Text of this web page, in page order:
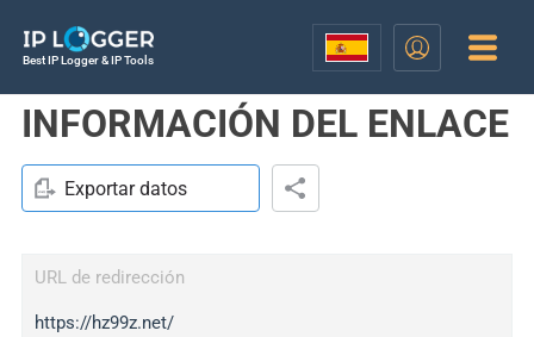
Best IP Logger & IP Tools
INFORMACIÓN DEL ENLACE
Exportar datos
URL de redirección
https://hz99z.net/